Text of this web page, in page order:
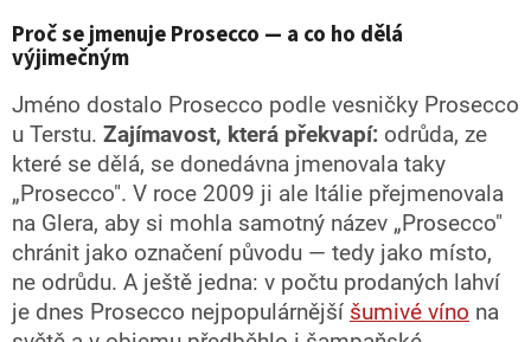
v
s
u
Proč se jmenuje Prosecco — a co ho dělá
výjimečným
Jméno dostalo Prosecco podle vesničky Prosecco
u Terstu. Zajímavost, která překvapí: odrůda, ze
které se dělá, se donedávna jmenovala taky
„Prosecco". V roce 2009 ji ale Itálie přejmenovala
na Glera, aby si mohla samotný název „Prosecco"
chránit jako označení původu — tedy jako místo,
ne odrůdu. A ještě jedna: v počtu prodaných lahví
je dnes Prosecco nejpopulárnější šumivé víno na